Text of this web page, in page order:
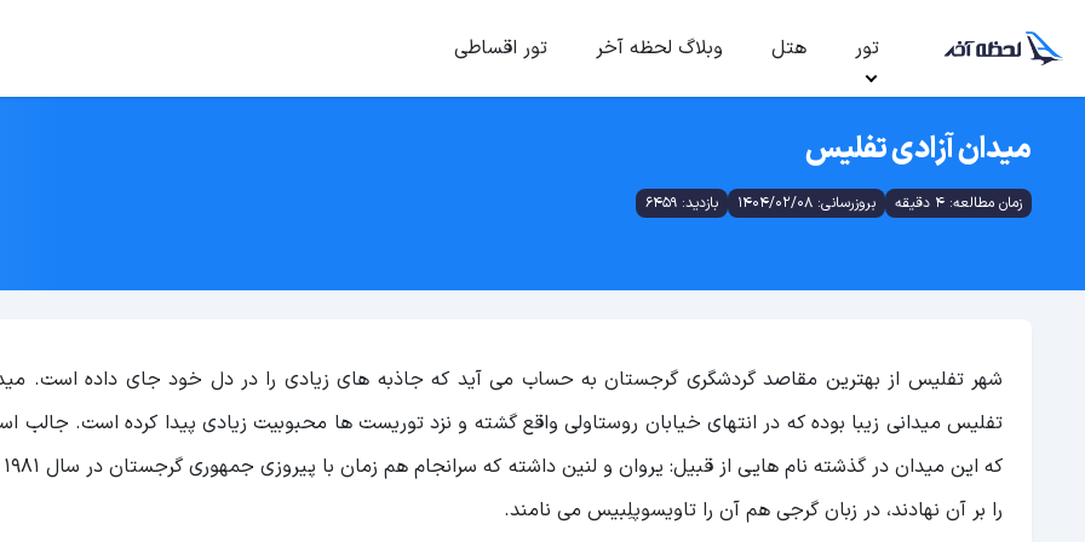
تور هتل وبلاگ لحظه آخر تور اقساطی
میدان آزادی تفلیس
زمان مطالعه: 4 دقیقه بروزرسانی: 1404/02/08 بازدید: 6459
شهر تفلیس از بهترین مقاصد گردشگری گرجستان به حساب می آید که جاذبه های زیادی را در دل خود جای داده است.
تفلیس میدانی زیبا بوده که در انتهای خیابان روستاولی واقع گشته و نزد توریست ها محبوبیت زیادی پیدا کرده است. جالب
را بر آن نهادند، در زبان گرجی هم آن را تاویسوپلِبیس می نامند.